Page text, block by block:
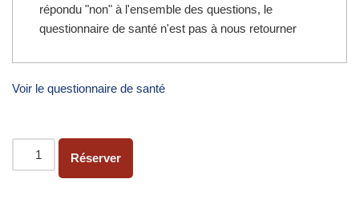
répondu "non" à l'ensemble des questions, le
questionnaire de santé n'est pas à nous retourner
Voir le questionnaire de santé
Réserver